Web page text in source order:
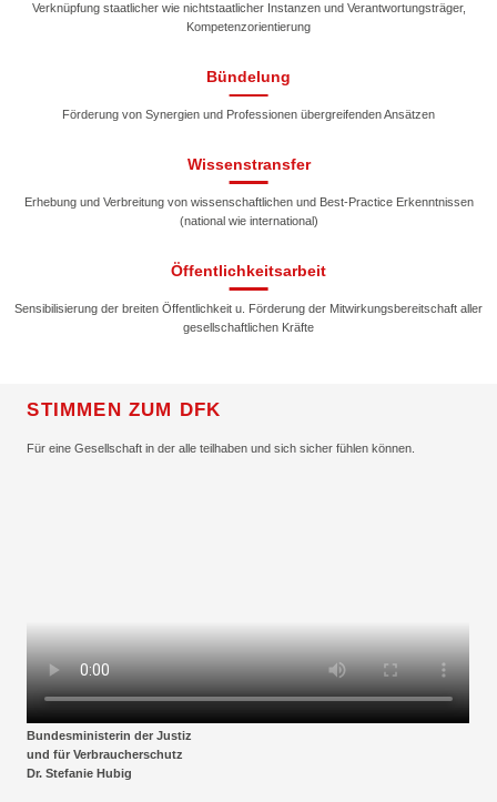
Verknüpfung staatlicher wie nichtstaatlicher Instanzen und Verantwortungsträger,
Kompetenzorientierung
Bündelung
Förderung von Synergien und Professionen übergreifenden Ansätzen
Wissenstransfer
Erhebung und Verbreitung von wissenschaftlichen und Best-Practice Erkenntnissen
(national wie international)
Öffentlichkeitsarbeit
Sensibilisierung der breiten Öffentlichkeit u. Förderung der Mitwirkungsbereitschaft aller
gesellschaftlichen Kräfte
STIMMEN ZUM DFK
Für eine Gesellschaft in der alle teilhaben und sich sicher fühlen können.
Bundesministerin der Justiz
und für Verbraucherschutz
Dr. Stefanie Hubig